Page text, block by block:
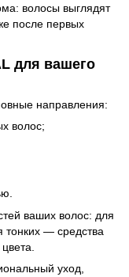
волосы выглядят
после первых
для вашего
направления:
волос;
ваших волос: для
— средства
уход,